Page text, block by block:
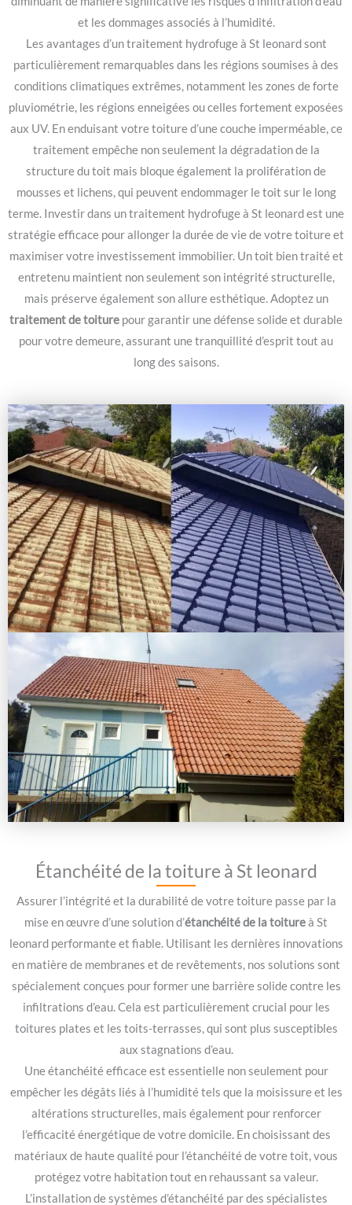
et les dommages associés à l’humidité.
Les avantages d’un traitement hydrofuge à St leonard sont
particulièrement remarquables dans les régions soumises à des
conditions climatiques extrêmes, notamment les zones de forte
pluviométrie, les régions enneigées ou celles fortement exposées
aux UV. En enduisant votre toiture d’une couche imperméable, ce
traitement empêche non seulement la dégradation de la
structure du toit mais bloque également la prolifération de
mousses et lichens, qui peuvent endommager le toit sur le long
terme. Investir dans un traitement hydrofuge à St leonard est une
stratégie efficace pour allonger la durée de vie de votre toiture et
maximiser votre investissement immobilier. Un toit bien traité et
entretenu maintient non seulement son intégrité structurelle,
mais préserve également son allure esthétique. Adoptez un
traitement de toiture pour garantir une défense solide et durable
pour votre demeure, assurant une tranquillité d’esprit tout au
long des saisons.
Étanchéité de la toiture à St leonard
Assurer l’intégrité et la durabilité de votre toiture passe par la
mise en œuvre d’une solution d’étanchéité de la toitureà St
leonard performante et fiable. Utilisant les dernières innovations
en matière de membranes et de revêtements, nos solutions sont
spécialement conçues pour former une barrière solide contre les
infiltrations d’eau. Cela est particulièrement crucial pour les
toitures plates et les toits-terrasses, qui sont plus susceptibles
aux stagnations d’eau.
Une étanchéité efficace est essentielle non seulement pour
empêcher les dégâts liés à l’humidité tels que la moisissure et les
altérations structurelles, mais également pour renforcer
l’efficacité énergétique de votre domicile. En choisissant des
matériaux de haute qualité pour l’étanchéité de votre toit, vous
protégez votre habitation tout en rehaussant sa valeur.
L’installation de systèmes d’étanchéité par des spécialistes